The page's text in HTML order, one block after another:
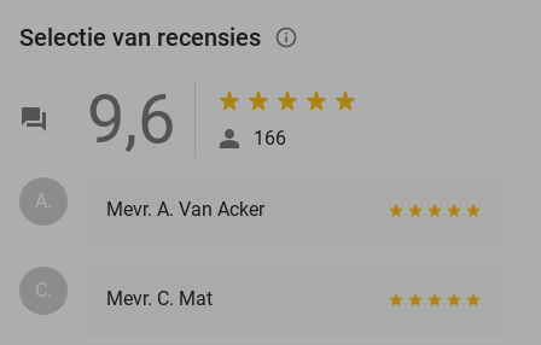
Selectie van recensies info_outlined
9,6 166
A. Mevr. A. Van Acker
C. Mevr. C. Mat